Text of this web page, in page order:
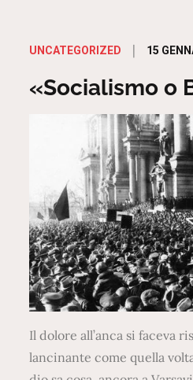
UNCATEGORIZED
Posted
15
«Socialismo o
Il dolore all’anca si faceva
lancinante come quella